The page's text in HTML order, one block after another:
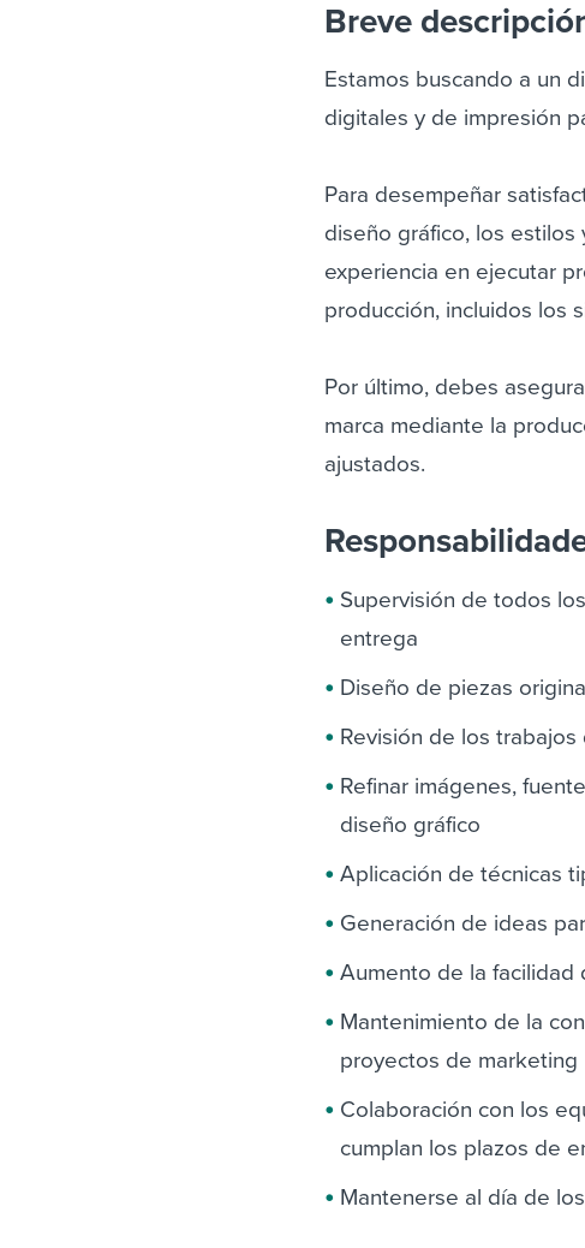
Breve
Estamos buscando a un
digitales y de impresión
Para desempeñar
diseño gráfico, los
experiencia en ejecutar
producción, incluidos los
Por último, debes
marca mediante la
ajustados.
Supervisión de todos
entrega
Diseño de piezas
Revisión de los
Refinar imágenes,
diseño gráfico
Aplicación de técnicas
Generación de ideas
Aumento de la
Mantenimiento de la
proyectos de marketing
Colaboración con los
cumplan los plazos de
Mantenerse al día de